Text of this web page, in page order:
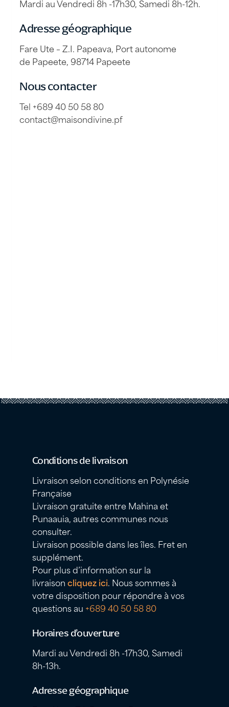
Mardi au Vendredi 8h -17h30, Samedi 8h-12h.
Adresse géographique
Fare Ute – Z.I. Papeava, Port autonome
de Papeete, 98714 Papeete
Nous contacter
Tel +689 40 50 58 80
contact@maisondivine.pf
Conditions de livraison
Livraison selon conditions en Polynésie
Française
Livraison gratuite entre Mahina et
Punaauia, autres communes nous
consulter.
Livraison possible dans les îles. Fret en
supplément.
Pour plus d’information sur la
livraisoncliquez ici. Nous sommes à
votre disposition pour répondre à vos
questions au +689 40 50 58 80
Horaires d’ouverture
Mardi au Vendredi 8h -17h30, Samedi
8h-13h.
Adresse géographique